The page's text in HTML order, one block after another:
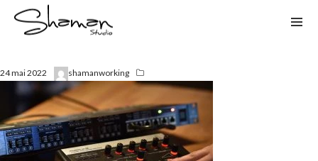
24 mai 2022 shamanworking